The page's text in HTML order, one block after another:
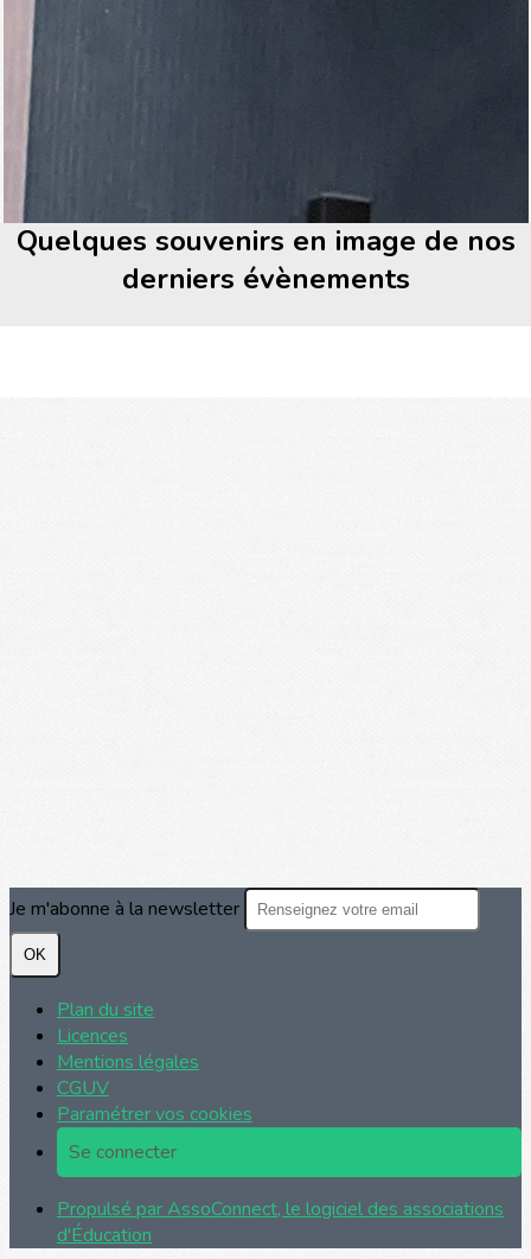
Quelques souvenirs en image de nos
derniers évènements
Je m'abonne à la newsletter
OK
Plan du site
Licences
Mentions légales
CGUV
Paramétrer vos cookies
Se connecter
Propulsé par AssoConnect, le logiciel des associations
d'Éducation